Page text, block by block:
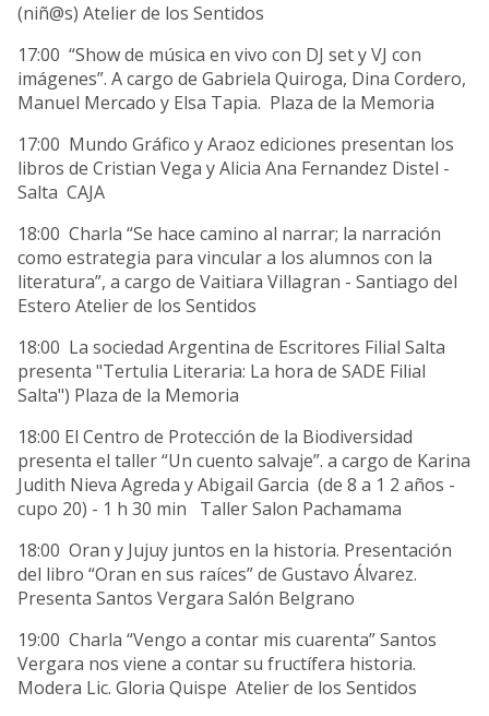
(niñ@s) Atelier de los Sentidos
17:00 “Show de música en vivo con DJ set y VJ con
imágenes”. A cargo de Gabriela Quiroga, Dina Cordero,
Manuel Mercado y Elsa Tapia. Plaza de la Memoria
17:00 Mundo Gráfico y Araoz ediciones presentan los
libros de Cristian Vega y Alicia Ana Fernandez Distel -
Salta CAJA
18:00 Charla “Se hace camino al narrar; la narración
como estrategia para vincular a los alumnos con la
literatura”, a cargo de Vaitiara Villagran - Santiago del
Estero Atelier de los Sentidos
18:00 La sociedad Argentina de Escritores Filial Salta
presenta "Tertulia Literaria: La hora de SADE Filial
Salta") Plaza de la Memoria
18:00 El Centro de Protección de la Biodiversidad
presenta el taller “Un cuento salvaje”. a cargo de Karina
Judith Nieva Agreda y Abigail Garcia (de 8 a 1 2 años -
cupo 20) - 1 h 30 min Taller Salon Pachamama
18:00 Oran y Jujuy juntos en la historia. Presentación
del libro “Oran en sus raíces” de Gustavo Álvarez.
Presenta Santos Vergara Salón Belgrano
19:00 Charla “Vengo a contar mis cuarenta” Santos
Vergara nos viene a contar su fructífera historia.
Modera Lic. Gloria Quispe Atelier de los Sentidos